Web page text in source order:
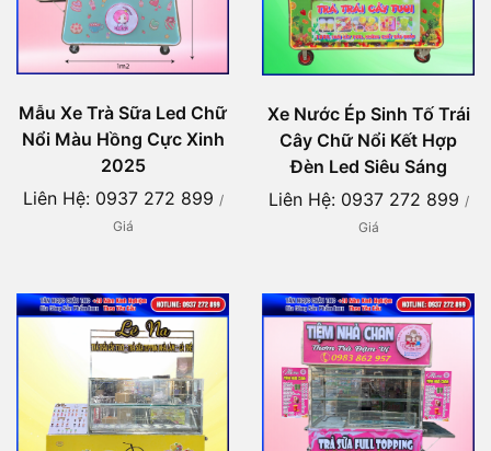
Mẫu Xe Trà Sữa Led Chữ
Nổi Màu Hồng Cực Xinh
2025
Liên Hệ: 0937 272 899 /
Giá
Xe Nước Ép Sinh Tố Trái
Cây Chữ Nổi Kết Hợp
Đèn Led Siêu Sáng
Liên Hệ: 0937 272 899 /
Giá